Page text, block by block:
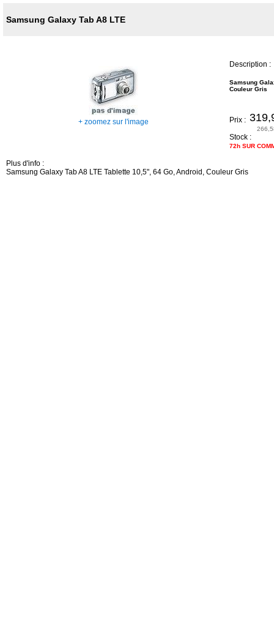
Samsung Galaxy Tab A8 LTE
+ zoomez sur l'image
Description :
Samsung
Couleur Gris
Prix :
Stock :
72h SUR
Plus d'info :
Samsung Galaxy Tab A8 LTE Tablette 10,5", 64 Go, Android, Couleur Gris